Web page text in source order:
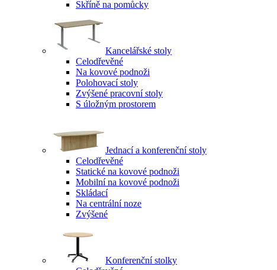
Skříně na pomůcky
Kancelářské stoly
Celodřevěné
Na kovové podnoži
Polohovací stoly
Zvýšené pracovní stoly
S úložným prostorem
Jednací a konferenční stoly
Celodřevěné
Statické na kovové podnoži
Mobilní na kovové podnoži
Skládací
Na centrální noze
Zvýšené
Konferenční stolky